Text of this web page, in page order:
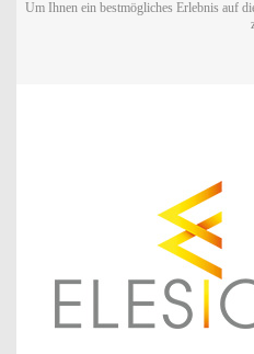
Um Ihnen ein bestmögliches Erlebnis auf